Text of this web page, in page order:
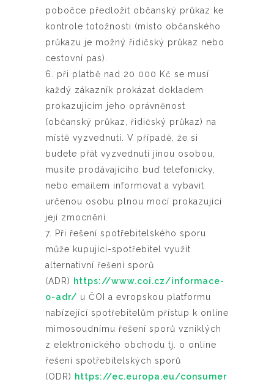
pobočce předložit občanský průkaz ke
kontrole totožnosti (místo občanského
průkazu je možný řidičský průkaz nebo
cestovní pas).
6. při platbě nad 20 000 Kč se musí
každý zákazník prokázat dokladem
prokazujícím jeho oprávněnost
(občanský průkaz, řidičský průkaz) na
místě vyzvednutí. V případě, že si
budete přát vyzvednutí jinou osobou,
musíte prodávajícího buď telefonicky,
nebo emailem informovat a vybavit
určenou osobu plnou mocí prokazující
její zmocnění.
7. Při řešení spotřebitelského sporu
může kupující-spotřebitel využít
alternativní řešení sporů
(ADR) https://www.coi.cz/informace-
o-adr/ u ČOI a evropskou platformu
nabízející spotřebitelům přístup k online
mimosoudnímu řešení sporů vzniklých
z elektronického obchodu tj. o online
řešení spotřebitelských sporů
(ODR) https://ec.europa.eu/consumer